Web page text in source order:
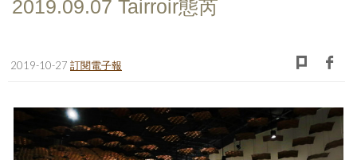
生活風
書房集
2019.09.07 Tairroir態芮
2019-10-27 訂閱電子報